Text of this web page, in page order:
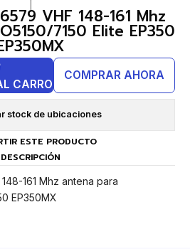
VHF 148-161 Mhz
7150 Elite EP350
CARRO
COMPRAR AHORA
stock de ubicaciones
ESTE PRODUCTO
DESCRIPCIÓN
161 Mhz antena para
EP350MX